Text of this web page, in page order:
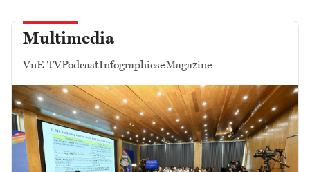
Multimedia
VnE TVPodcastInfographicseMagazine